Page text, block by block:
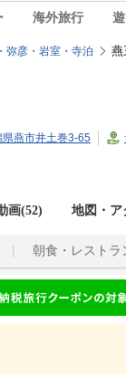
海外旅行
弥彦・岩室・寺泊 燕
燕市井土巻3-65
画(52) 地図・ア
朝食・レストラ